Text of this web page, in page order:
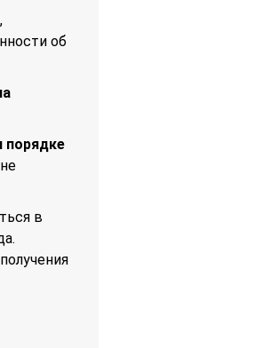
об
порядке
в